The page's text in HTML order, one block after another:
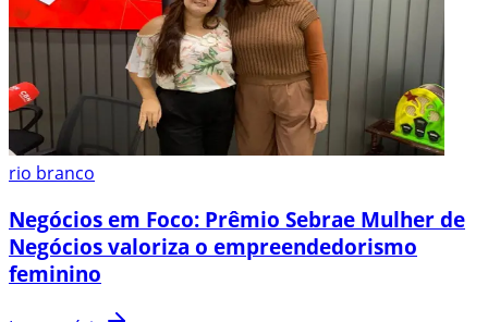
rio branco
Negócios em Foco: Prêmio Sebrae Mulher de
Negócios valoriza o empreendedorismo
feminino